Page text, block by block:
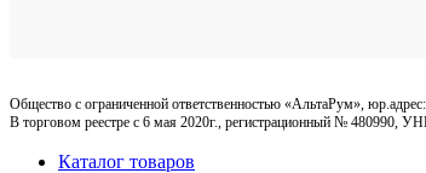
Общество с ограниченной ответственностью «АльтаРум»,
В торговом реестре с 6 мая 2020г., регистрационный № 480990,
Каталог товаров